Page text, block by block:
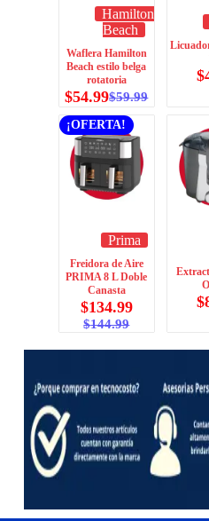
Hamilton
Beach
Waflera Hamilton
Beach estilo belga
rotatoria
$59.99
$54.99
$
¡OFERTA!
Prima
Freidora de Aire
PRIMA 8 L Doble
Canasta
$144.99
$134.99 $